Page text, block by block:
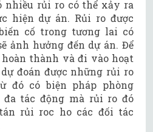
nhiều rủi ro có thể xảy ra
hiện dự án. Rủi ro được
cố trong tương lai có
ảnh hưởng đến dự án. Để
hoàn thành và đi vào hoạt
đoán được những rủi ro
đó có biện pháp phòng
tác động mà rủi ro đó
rủi roc ho các đối tác